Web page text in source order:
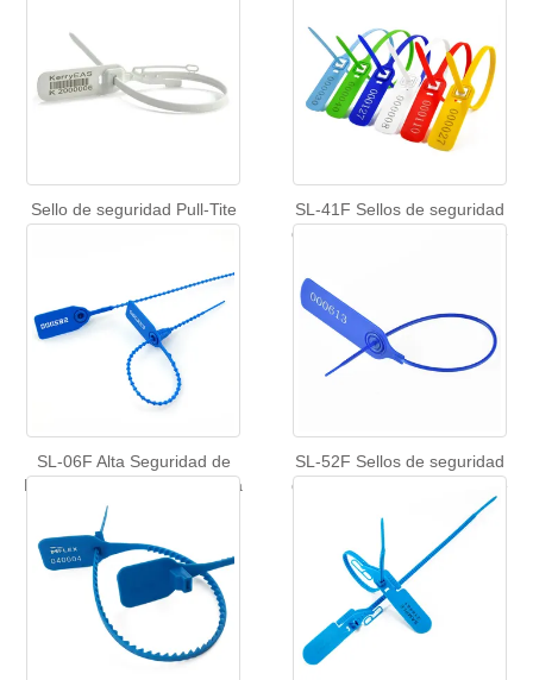
Sello de seguridad Pull-Tite
numeradas a mano
SL-41F Sellos de seguridad
de código de barras Pull-Tite
SL-06F Alta Seguridad de
Plástico Sellado Tira Etiqueta
SL-52F Sellos de seguridad
de código de barras Pull-Tite